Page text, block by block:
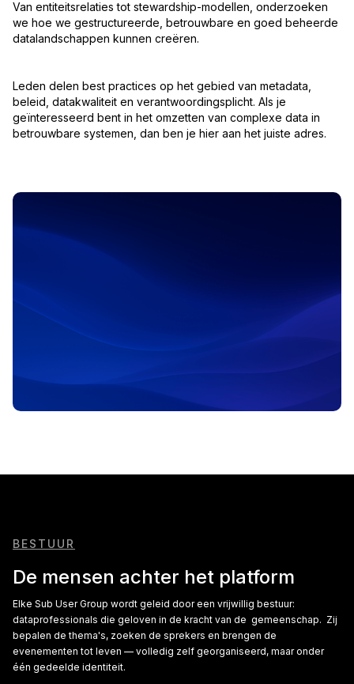
Van entiteitsrelaties tot stewardship-modellen, onderzoeken
we hoe we gestructureerde, betrouwbare en goed beheerde
datalandschappen kunnen creëren.
Leden delen best practices op het gebied van metadata,
beleid, datakwaliteit en verantwoordingsplicht. Als je
geïnteresseerd bent in het omzetten van complexe data in
betrouwbare systemen, dan ben je hier aan het juiste adres.
BESTUUR
De mensen achter het platform
Elke Sub User Group wordt geleid door een vrijwillig bestuur:
dataprofessionals die geloven in de kracht van de gemeenschap. Zij
bepalen de thema's, zoeken de sprekers en brengen de
evenementen tot leven — volledig zelf georganiseerd, maar onder
één gedeelde identiteit.